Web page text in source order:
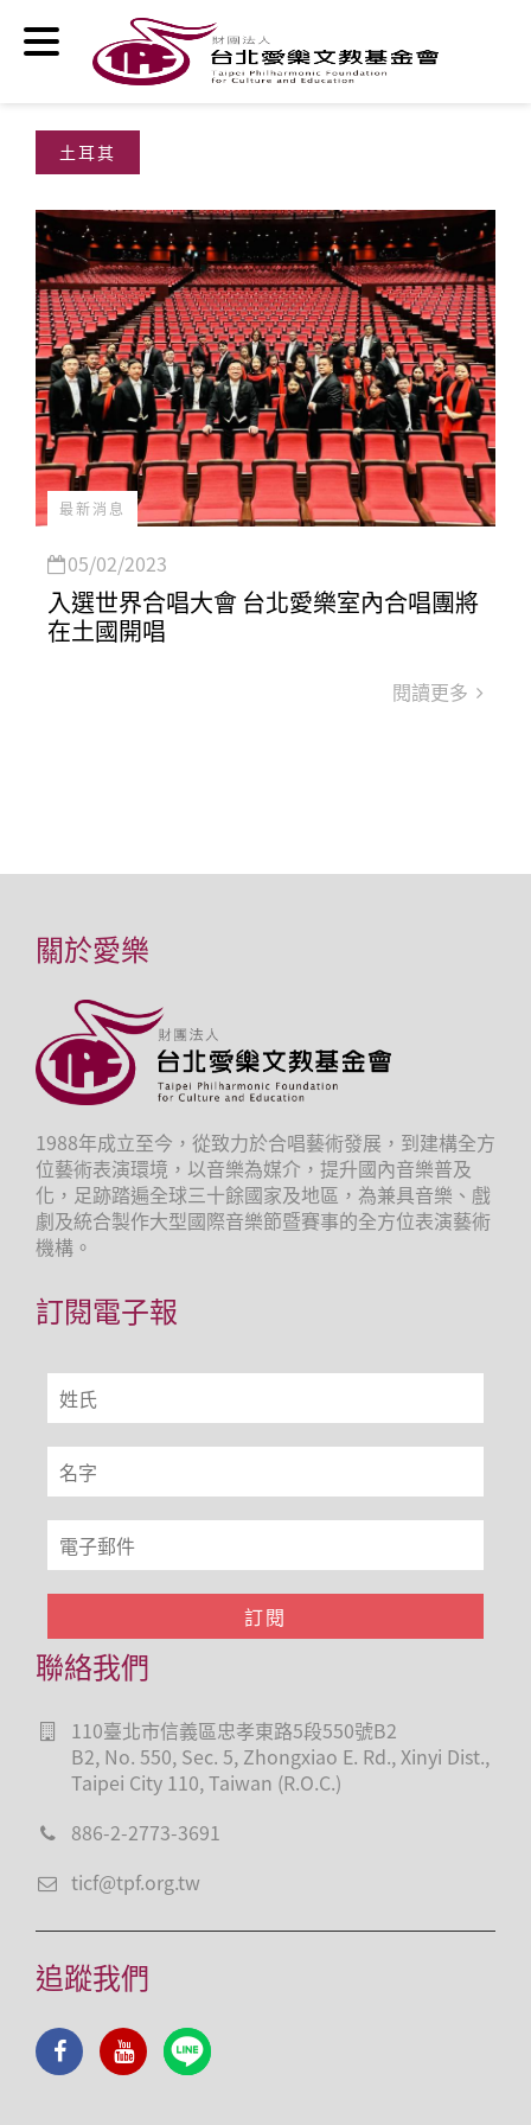
土耳其
最新消息
05/02/2023
入選世界合唱大會 台北愛樂室內合唱團將
在土國開唱
閱讀更多
關於愛樂
1988年成立至今，從致力於合唱藝術發展，到建構全方
位藝術表演環境，以音樂為媒介，提升國內音樂普及
化，足跡踏遍全球三十餘國家及地區，為兼具音樂、戲
劇及統合製作大型國際音樂節暨賽事的全方位表演藝術
機構。
訂閱電子報
聯絡我們
110臺北市信義區忠孝東路5段550號B2
B2, No. 550, Sec. 5, Zhongxiao E. Rd., Xinyi Dist.,
Taipei City 110, Taiwan (R.O.C.)
886-2-2773-3691
ticf@tpf.org.tw
追蹤我們